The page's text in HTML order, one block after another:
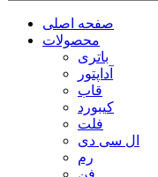
صفحه اصلی
محصولات
باتری
آداپتور
قاب
کیبورد
فلت
ال سی دی
رم
فن